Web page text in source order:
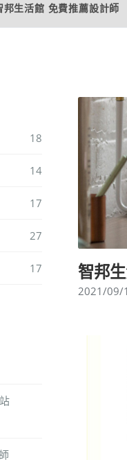
邦生活館 免費推薦設計師
18
14
17
27
17 智邦
2021/09/